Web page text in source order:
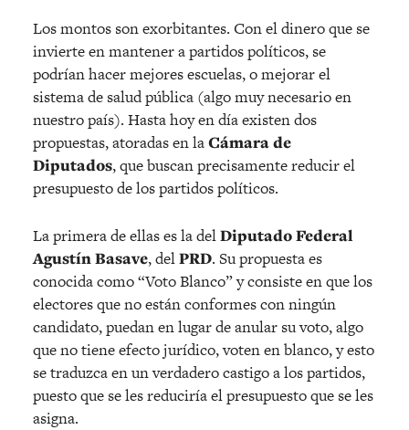
Los montos son exorbitantes. Con el dinero que se
invierte en mantener a partidos políticos, se
podrían hacer mejores escuelas, o mejorar el
sistema de salud pública (algo muy necesario en
nuestro país). Hasta hoy en día existen dos
propuestas, atoradas en laCámara de
Diputados, que buscan precisamente reducir el
presupuesto de los partidos políticos.
La primera de ellas es la delDiputado Federal
Agustín Basave, delPRD. Su propuesta es
conocida como “Voto Blanco” y consiste en que los
electores que no están conformes con ningún
candidato, puedan en lugar de anular su voto, algo
que no tiene efecto jurídico, voten en blanco, y esto
se traduzca en un verdadero castigo a los partidos,
puesto que se les reduciría el presupuesto que se les
asigna.